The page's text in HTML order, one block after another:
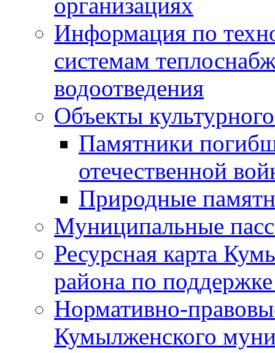
Информация по
системам
водоотведения
Объекты
Памятники
отечественной
Природные
Муниципальные
Ресурсная карта
района по
Нормативно-
Кумылженского